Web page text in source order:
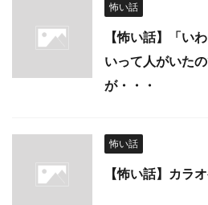
怖い話
【怖い話】「い
いって人がいた
が・・・
怖い話
【怖い話】カラ